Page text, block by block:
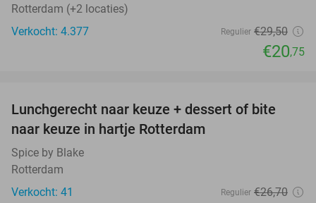
Rotterdam (+2 locaties)
Verkocht: 4.377
Regulier €29,50
€20,75
46%
Lunchgerecht naar keuze + dessert of bite
naar keuze in hartje Rotterdam
Spice by Blake
Rotterdam
Verkocht: 41
Regulier €26,70